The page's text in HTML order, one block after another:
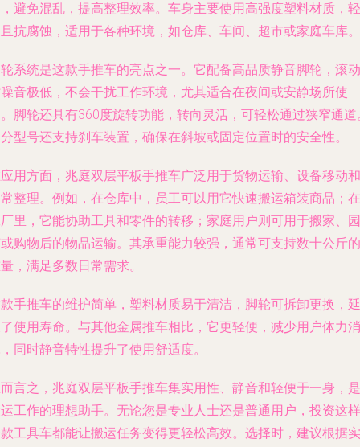
避免混乱，提高整理效率。车身主要使用高强度塑料材质，轻
抗腐蚀，适用于各种环境，如仓库、车间、超市或家庭车库。
系统是这款手推车的亮点之一。它配备高品质静音脚轮，滚动
音极低，不会干扰工作环境，尤其适合在夜间或安静场所使
脚轮还具有360度旋转功能，转向灵活，可轻松通过狭窄通道
型号还支持刹车装置，确保在斜坡或固定位置时的安全性。
用方面，兆庭双层平板手推车广泛用于货物运输、设备移动和
整理。例如，在仓库中，员工可以用它快速搬运箱装商品；在
里，它能协助工具和零件的转移；家庭用户则可用于搬家、园
购物后的物品运输。其承重能力较强，通常可支持数十公斤的
，满足多数日常需求。
手推车的维护简单，塑料材质易于清洁，脚轮可拆卸更换，延
使用寿命。与其他金属推车相比，它更轻便，减少用户体力消
同时静音特性提升了使用舒适度。
言之，兆庭双层平板手推车集实用性、静音和轻便于一身，是
工作的理想助手。无论您是专业人士还是普通用户，投资这样
工具车都能让搬运任务变得更轻松高效。选择时，建议根据实